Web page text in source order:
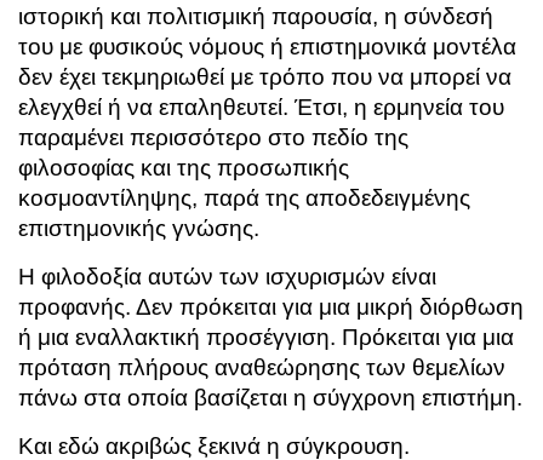
ιστορική και πολιτισμική παρουσία, η σύνδεσή
του με φυσικούς νόμους ή επιστημονικά μοντέλα
δεν έχει τεκμηριωθεί με τρόπο που να μπορεί να
ελεγχθεί ή να επαληθευτεί. Έτσι, η ερμηνεία του
παραμένει περισσότερο στο πεδίο της
φιλοσοφίας και της προσωπικής
κοσμοαντίληψης, παρά της αποδεδειγμένης
επιστημονικής γνώσης.
Η φιλοδοξία αυτών των ισχυρισμών είναι
προφανής. Δεν πρόκειται για μια μικρή διόρθωση
ή μια εναλλακτική προσέγγιση. Πρόκειται για μια
πρόταση πλήρους αναθεώρησης των θεμελίων
πάνω στα οποία βασίζεται η σύγχρονη επιστήμη.
Και εδώ ακριβώς ξεκινά η σύγκρουση.